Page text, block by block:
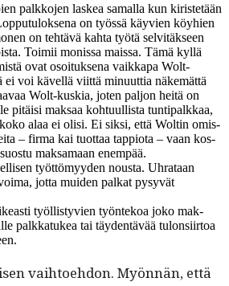
palkko­jen laskea samal­la kun kiris­tetään
on työssä käyvien köy­hien
on tehtävä kah­ta työtä selvitäk­seen
Toimii monis­sa mais­sa. Tämä kyl­lä
ovat osoituk­se­na vaikka­pa Wolt-
ei voi kävel­lä viit­tä min­u­ut­tia näkemät­tä
Wolt-kuskia, joten paljon heitä on
pitäisi mak­saa kohtu­ullista tun­tipalkkaa,
alaa ei olisi. Ei sik­si, että Woltin omis­
– fir­ma kai tuot­taa tap­pi­o­ta – vaan kos­
mak­samaan enempää.
työt­tömyy­den nous­ta. Uhrataan
jot­ta muiden palkat pysyvät
työl­listyvien työn­tekoa joko mak­
palkkatukea tai täy­den­tävää tulon­si­ir­toa
vai­h­toe­hdon. Myön­nän, että